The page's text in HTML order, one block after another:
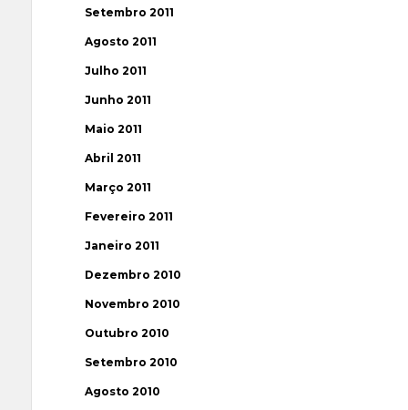
Setembro 2011
Agosto 2011
Julho 2011
Junho 2011
Maio 2011
Abril 2011
Março 2011
Fevereiro 2011
Janeiro 2011
Dezembro 2010
Novembro 2010
Outubro 2010
Setembro 2010
Agosto 2010